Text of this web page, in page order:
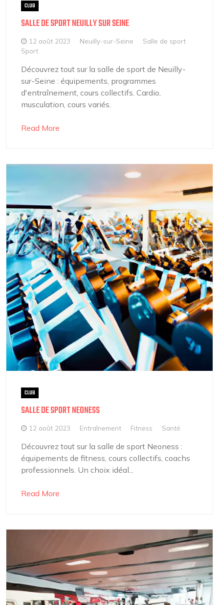
CLUB
SALLE DE SPORT NEUILLY SUR SEINE
12 août 2023 Neuilly-sur-Seine
Salle de sport
Sport
Découvrez tout sur la salle de sport de Neuilly-
sur-Seine : équipements, programmes
d'entraînement, cours collectifs. Cardio,
musculation, cours variés.
Read More
CLUB
SALLE DE SPORT NEONESS
12 août 2023 Entraînement Fitness Santé
Découvrez tout sur la salle de sport Neoness :
équipements de fitness, cours collectifs, coachs
professionnels. Un choix idéal...
Read More